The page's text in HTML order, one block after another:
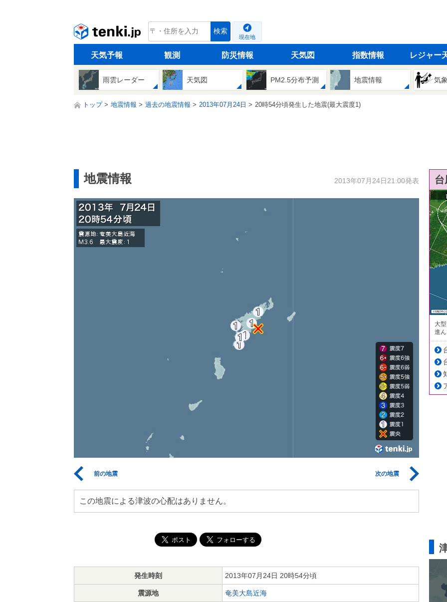
tenki.jp 検索
現在地
天気予報 観測 防災情報 天気図 指数情報 レジャー
雨雲レーダー 天気図 PM2.5分布予測 地震情報 気
トップ 地震情報 過去の地震情報 2013年07月24日 20時54分頃発生した地震(最大震度1)
地震情報 2013年07月24日21:00発表
前の地震 次の地震
この地震による津波の心配はありません。
発生時刻 2013年07月24日 20時54分頃
震源地 奄美大島近海
大
進